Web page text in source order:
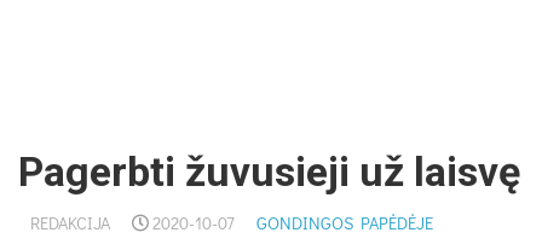
Pagerbti žuvusieji už laisvę
REDAKCIJA 2020-10-07 GONDINGOS PAPĖDĖJE